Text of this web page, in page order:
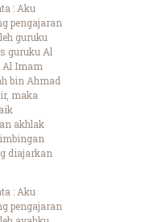
: Aku
pengajaran
guruku
guruku Al
Al Imam
bin Ahmad
maka
akhlak
diajarkan
: Aku
pengajaran